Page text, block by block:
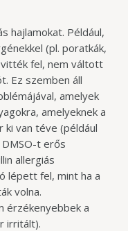
hajlamokat. Például,
(pl. poratkák,
fel, nem váltott
Ez szemben áll
amelyek
amelyeknek a
ki van téve (például
DMSO-t erős
allergiás
lépett fel, mint ha a
volna.
érzékenyebbek a
irritált).